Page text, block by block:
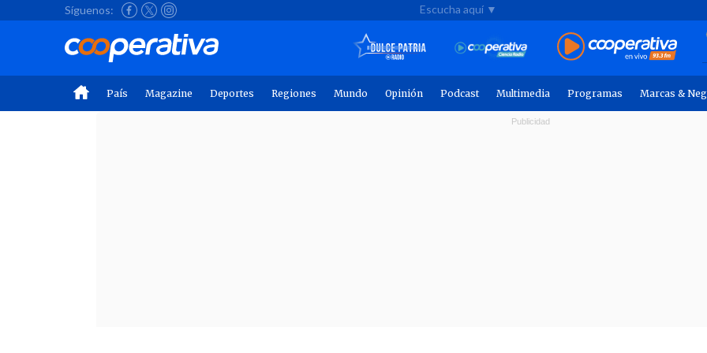
Síguenos: Escucha aquí ▼
País Magazine Deportes Regiones Mundo Opinión Podcast Multimedia Programas Marcas &